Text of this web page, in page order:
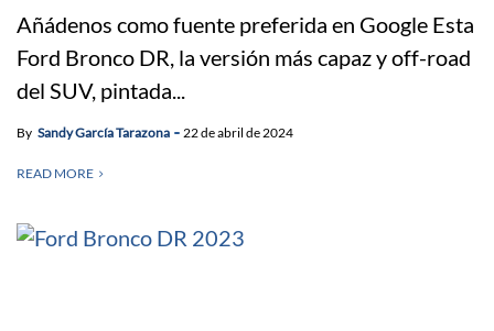
Añádenos como fuente preferida en Google Esta
Ford Bronco DR, la versión más capaz y off-road
del SUV, pintada...
By Sandy García Tarazona 22 de abril de 2024
READ MORE